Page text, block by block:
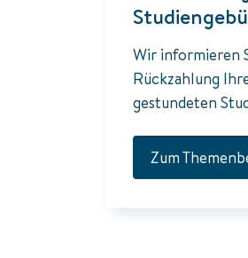
Wir informieren
Rückzahlung
gestundeten
Zum